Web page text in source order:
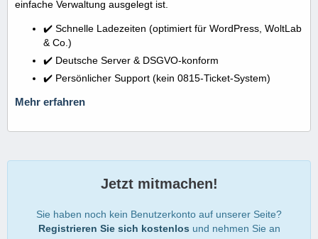
einfache Verwaltung ausgelegt ist.
✔️ Schnelle Ladezeiten (optimiert für WordPress, WoltLab
& Co.)
✔️ Deutsche Server & DSGVO-konform
✔️ Persönlicher Support (kein 0815-Ticket-System)
Mehr erfahren
Jetzt mitmachen!
Sie haben noch kein Benutzerkonto auf unserer Seite?
Registrieren Sie sich kostenlos und nehmen Sie an